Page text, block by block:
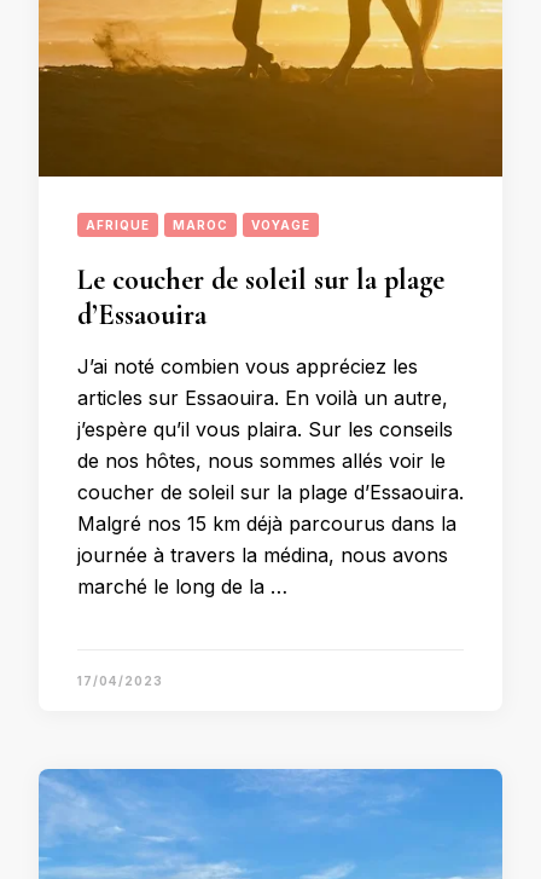
AFRIQUE MAROC VOYAGE
Le coucher de soleil sur la plage
d’Essaouira
J’ai noté combien vous appréciez les
articles sur Essaouira. En voilà un autre,
j’espère qu’il vous plaira. Sur les conseils
de nos hôtes, nous sommes allés voir le
coucher de soleil sur la plage d’Essaouira.
Malgré nos 15 km déjà parcourus dans la
journée à travers la médina, nous avons
marché le long de la …
17/04/2023